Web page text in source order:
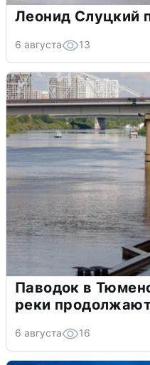
Леонид Слуцкий
6 августа 13
Паводок в
реки
6 августа 16